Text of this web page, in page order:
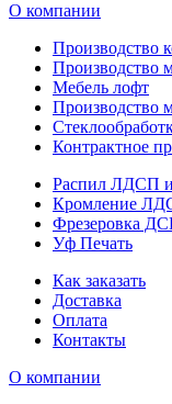
О компании
Производство
Производство
Мебель лофт
Производство
Контрактное
Распил ЛДСП
Кромление
Фрезеровка
Уф Печать
Как заказать
Доставка
Оплата
Контакты
О компании